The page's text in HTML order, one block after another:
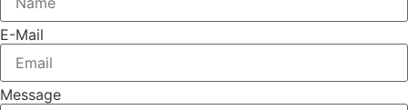
E-Mail
Message